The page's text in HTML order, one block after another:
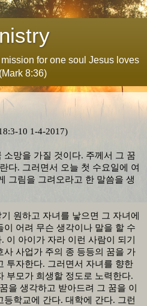
for one soul Jesus loves
8:36)
10 1-4-2017)
소망을 가질 것이다. 주께서 그 꿈
다. 그러면서 오늘 첫 수요일에 여
그림을 그려오라고 한 말씀을 생
원하고 자녀를 낳으면 그 자녀에
이 어려 무슨 생각이나 말을 할 수
. 이 아이가 자라 이런 사람이 되기
사 사업가 주의 종 등등의 꿈을 가
투자한다. 그러면서 자녀를 향한
부모가 희생할 정도로 노력한다.
을 생각하고 받아드려 그 꿈을 이
등학교에 간다. 대학에 간다. 그런